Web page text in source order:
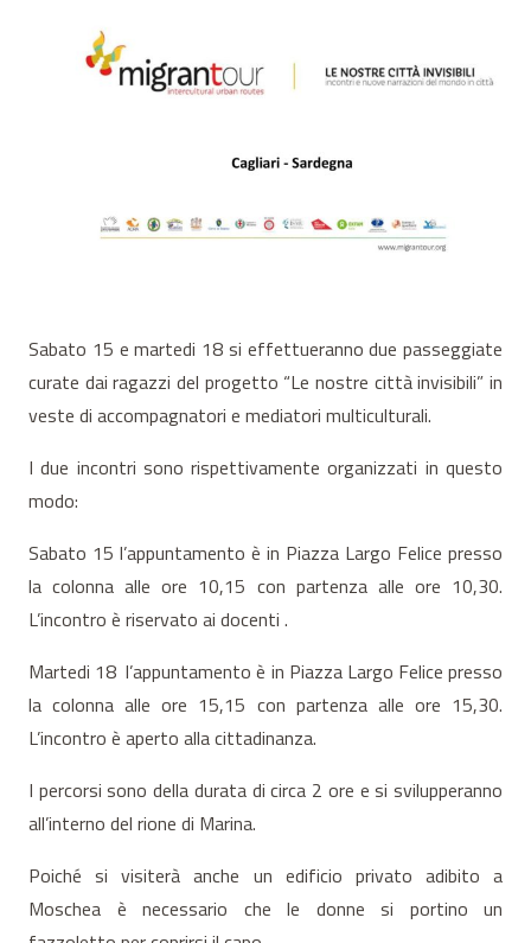
Sabato 15 e martedi 18 si effettueranno due passeggiate
curate dai ragazzi del progetto “Le nostre città invisibili” in
veste di accompagnatori e mediatori multiculturali.
I due incontri sono rispettivamente organizzati in questo
modo:
Sabato 15 l’appuntamento è in Piazza Largo Felice presso
la colonna alle ore 10,15 con partenza alle ore 10,30.
L’incontro è riservato ai docenti .
Martedi 18 l’appuntamento è in Piazza Largo Felice presso
la colonna alle ore 15,15 con partenza alle ore 15,30.
L’incontro è aperto alla cittadinanza.
I percorsi sono della durata di circa 2 ore e si svilupperanno
all’interno del rione di Marina.
Poiché si visiterà anche un edificio privato adibito a
Moschea è necessario che le donne si portino un